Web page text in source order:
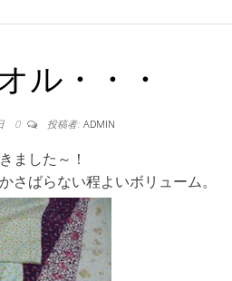
ル・・・
0 投稿者: ADMIN
ました～！
さばらない程よいボリューム。